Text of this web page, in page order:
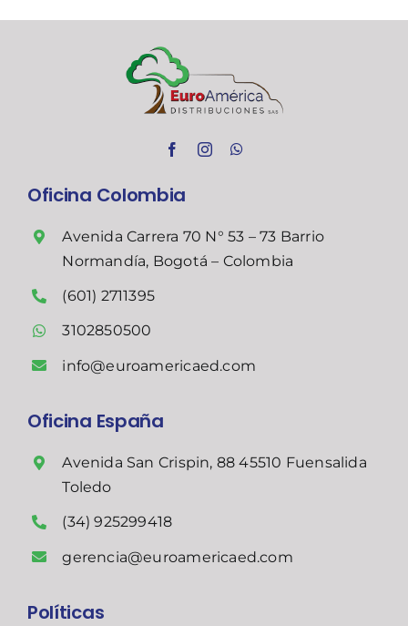
Oficina Colombia
Avenida Carrera 70 N° 53 – 73 Barrio
Normandía, Bogotá – Colombia
(601) 2711395
3102850500
info@euroamericaed.com
Oficina España
Avenida San Crispin, 88 45510 Fuensalida
Toledo
(34) 925299418
gerencia@euroamericaed.com
Políticas